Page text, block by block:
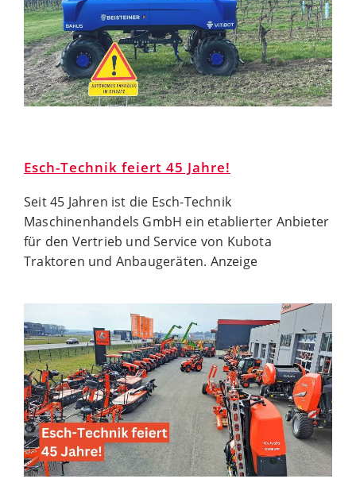
Esch-Technik feiert 45 Jahre!
Seit 45 Jahren ist die Esch-Technik
Maschinenhandels GmbH ein etablierter Anbieter
für den Vertrieb und Service von Kubota
Traktoren und Anbaugeräten. Anzeige